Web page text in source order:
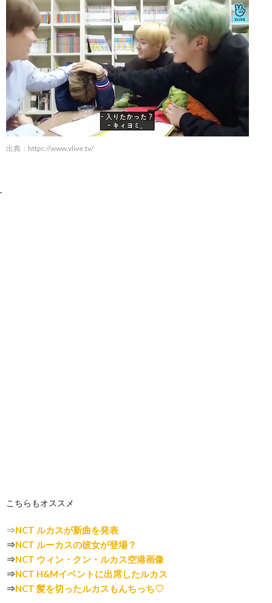
出典： https://www.vlive.tv/
こちらもオススメ
⇒NCT ルカスが新曲を発表
⇒NCT ルーカスの彼女が登場？
⇒NCT ウィン・クン・ルカス空港画像
⇒NCT H&Mイベントに出席したルカス
⇒NCT 髪を切ったルカスもんちっち♡